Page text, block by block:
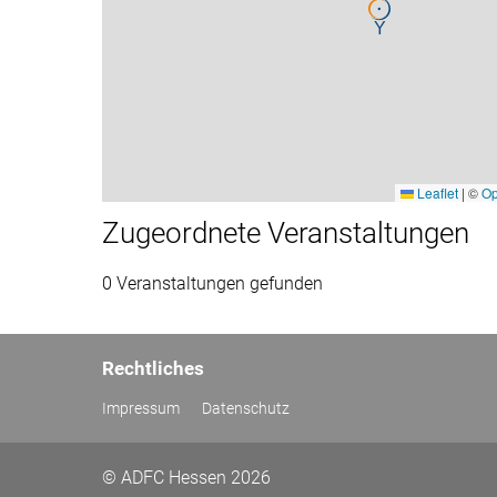
Leaflet | ©
Zugeordnete Veranstaltungen
0 Veranstaltungen gefunden
Rechtliches
Impressum Datenschutz
© ADFC Hessen 2026